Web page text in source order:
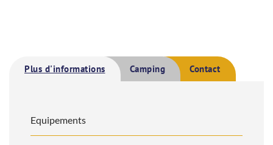
Plus d'informations Camping Contact
Equipements